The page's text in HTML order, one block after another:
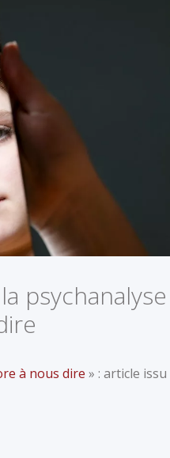
psychanalyse
à nous dire » : article issu